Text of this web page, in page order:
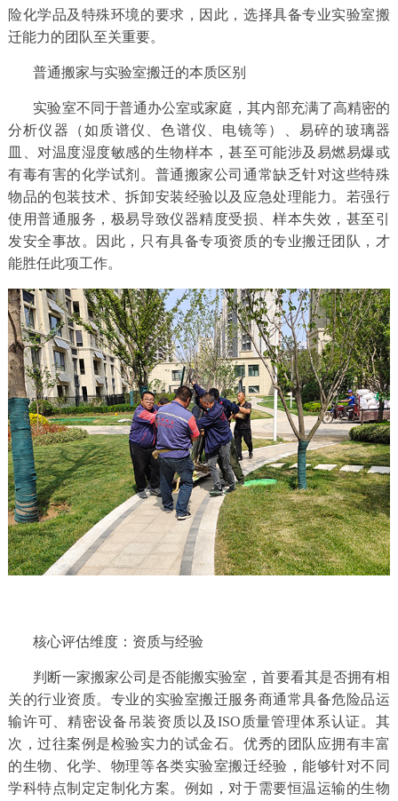
项
务
案
例
新
闻
动
态
联
系
我
险化学品及特殊环境的要求，因此，选择具备专业实验室搬
迁能力的团队至关重要。
普通搬家与实验室搬迁的本质区别
实验室不同于普通办公室或家庭，其内部充满了高精密的
分析仪器（如质谱仪、色谱仪、电镜等）、易碎的玻璃器
皿、对温度湿度敏感的生物样本，甚至可能涉及易燃易爆或
有毒有害的化学试剂。普通搬家公司通常缺乏针对这些特殊
物品的包装技术、拆卸安装经验以及应急处理能力。若强行
使用普通服务，极易导致仪器精度受损、样本失效，甚至引
发安全事故。因此，只有具备专项资质的专业搬迁团队，才
能胜任此项工作。
核心评估维度：资质与经验
判断一家搬家公司是否能搬实验室，首要看其是否拥有相
关的行业资质。专业的实验室搬迁服务商通常具备危险品运
输许可、精密设备吊装资质以及ISO质量管理体系认证。其
次，过往案例是检验实力的试金石。优秀的团队应拥有丰富
的生物、化学、物理等各类实验室搬迁经验，能够针对不同
学科特点制定定制化方案。例如，对于需要恒温运输的生物